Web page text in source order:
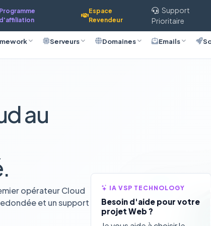
Espace
Revendeur
Support
Prioritaire
Serveurs Domaines Emails
au
opérateur Cloud
et un support
IA VSP TECHNOLOGY
Besoin d'aide pour votre
projet Web ?